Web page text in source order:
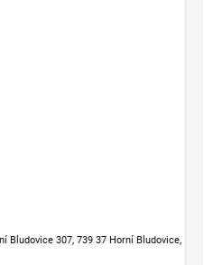
Bludovice 307, 739 37 Horní Bludovice,